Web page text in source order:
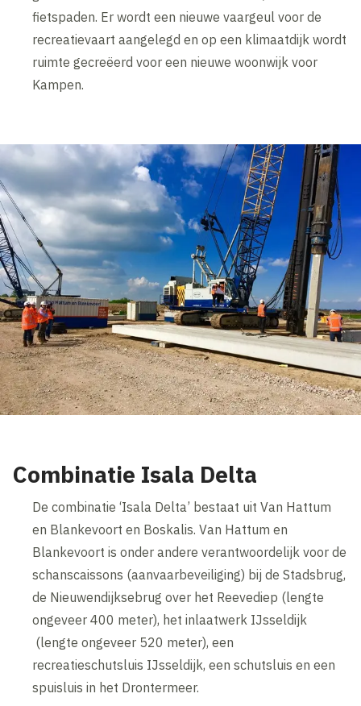
fietspaden. Er wordt een nieuwe vaargeul voor de
recreatievaart aangelegd en op een klimaatdijk wordt
ruimte gecreëerd voor een nieuwe woonwijk voor
Kampen.
Combinatie Isala Delta
De combinatie ‘Isala Delta’ bestaat uit Van Hattum
en Blankevoort en Boskalis. Van Hattum en
Blankevoort is onder andere verantwoordelijk voor de
schanscaissons (aanvaarbeveiliging) bij de Stadsbrug,
de Nieuwendijksebrug over het Reevediep (lengte
ongeveer 400 meter), het inlaatwerk IJsseldijk
(lengte ongeveer 520 meter), een
recreatieschutsluis IJsseldijk, een schutsluis en een
spuisluis in het Drontermeer.